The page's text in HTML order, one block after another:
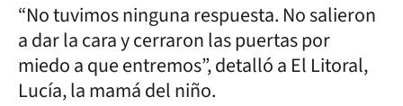
“No tuvimos ninguna respuesta. No salieron
a dar la cara y cerraron las puertas por
miedo a que entremos”, detalló a El Litoral,
Lucía, la mamá del niño.